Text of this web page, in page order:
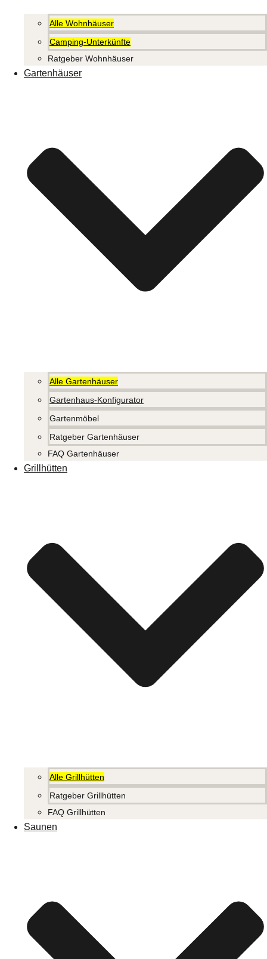
Alle Wohnhäuser
Camping-Unterkünfte
Ratgeber Wohnhäuser
Gartenhäuser
Alle Gartenhäuser
Gartenhaus-Konfigurator
Gartenmöbel
Ratgeber Gartenhäuser
FAQ Gartenhäuser
Grillhütten
Alle Grillhütten
Ratgeber Grillhütten
FAQ Grillhütten
Saunen